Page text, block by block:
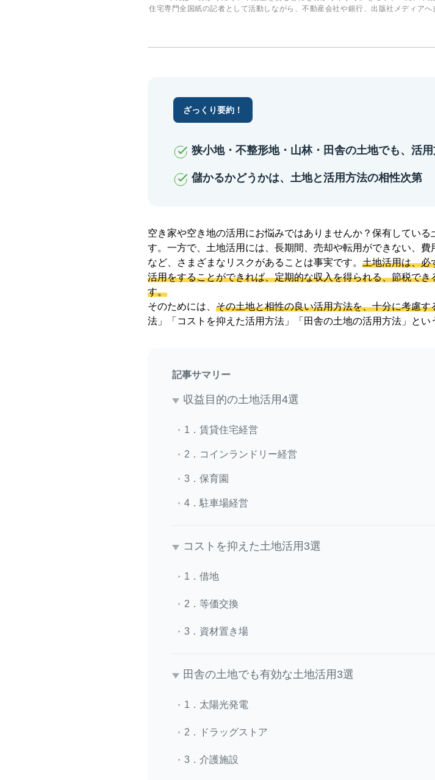
住宅専門全国紙の記者として活動しながら、不動産会社や銀行、出版社メディア
ざっくり要約！
狭小地・不整形地・山林・田舎の土地でも、活
儲かるかどうかは、土地と活用方法の相性次第
空き家や空き地の活用にお悩みではありませんか？保有してい
す。一方で、土地活用には、長期間、売却や転用ができない、
など、さまざまなリスクがあることは事実です。 土地活用は、必
活用をすることができれば、定期的な収入を得られる、節税で
す。
そのためには、 その土地と相性の良い活用方法を、十分に考慮す
法」「コストを抑えた活用方法」「田舎の土地の活用方法」と
記事サマリー
収益目的の土地活用4選
1．賃貸住宅経営
2．コインランドリー経営
3．保育園
4．駐車場経営
コストを抑えた土地活用3選
1．借地
2．等価交換
3．資材置き場
田舎の土地でも有効な土地活用3選
1．太陽光発電
2．ドラッグストア
3．介護施設